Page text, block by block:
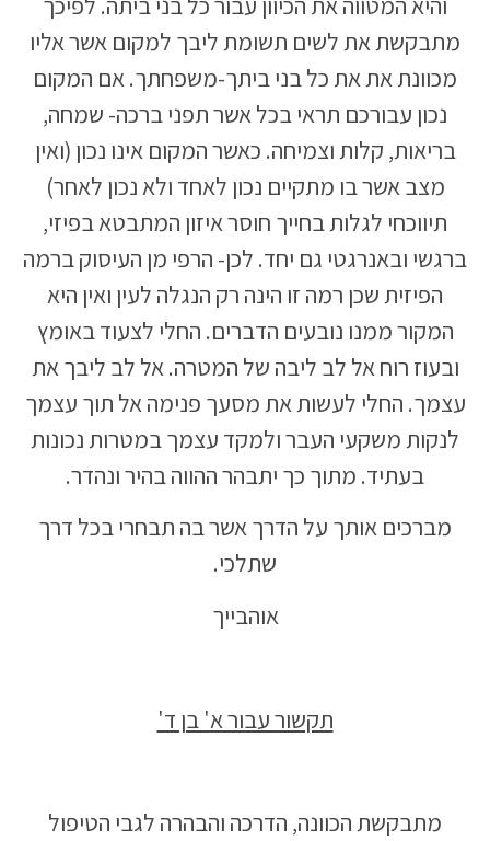
מתבקשת את לשים תשומת ליבך למקום אשר אליו
מכוונת את את כל בני ביתך-משפחתך. אם המקום
נכון עבורכם תראי בכל אשר תפני ברכה- שמחה,
בריאות, קלות וצמיחה. כאשר המקום אינו נכון (ואין
מצב אשר בו מתקיים נכון לאחד ולא נכון לאחר)
תיווכחי לגלות בחייך חוסר איזון המתבטא בפיזי,
ברגשי ובאנרגטי גם יחד. לכן- הרפי מן העיסוק ברמה
הפיזית שכן רמה זו הינה רק הנגלה לעין ואין היא
המקור ממנו נובעים הדברים. החלי לצעוד באומץ
ובעוז רוח אל לב ליבה של המטרה. אל לב ליבך את
עצמך. החלי לעשות את מסעך פנימה אל תוך עצמך
לנקות משקעי העבר ולמקד עצמך במטרות נכונות
בעתיד. מתוך כך יתבהר ההווה בהיר ונהדר.
מברכים אותך על הדרך אשר בה תבחרי בכל דרך
שתלכי.
אוהבייך
תקשור עבור א' בן ד'
מתבקשת הכוונה, הדרכה והבהרה לגבי הטיפול